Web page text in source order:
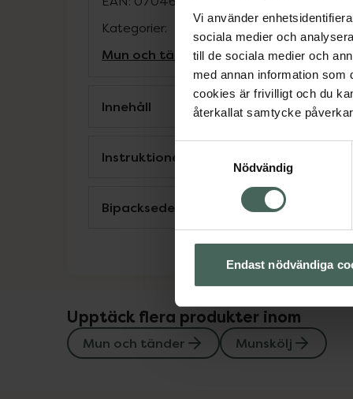
Vi använder
sociala medier och
till de sociala medier och
med annan information som
cookies är frivilligt och du
återkallat samtycke
Nödvändig
Endast nödvändiga
Kategorier:
Mun och tänder Munskölj
Innehåll
Instruktioner
Bipacksedel från FASS
Upptäck flera produkter inom
Mun och tänder Munskölj